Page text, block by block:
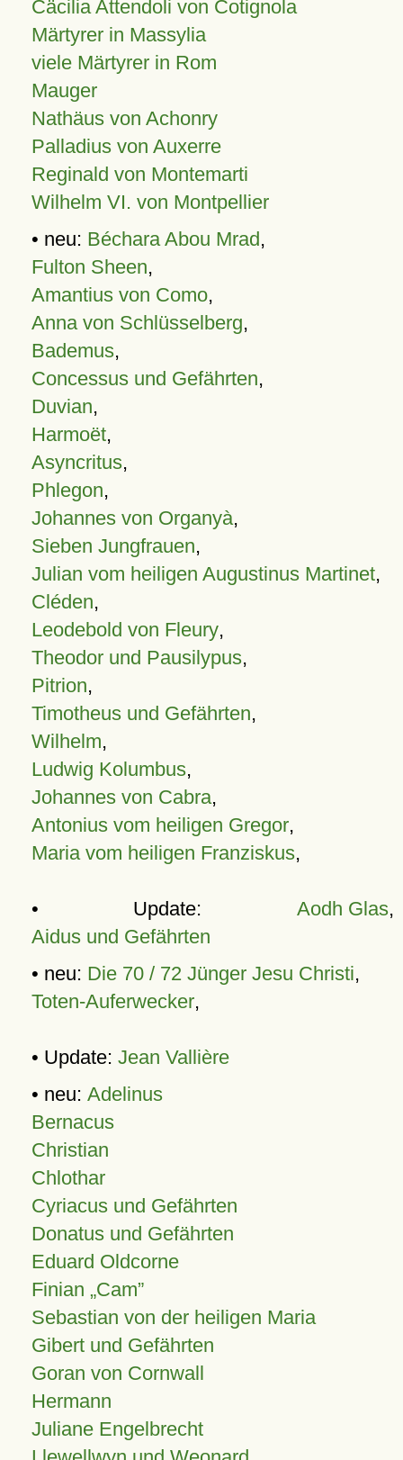
Cäcilia Attendoli von Cotignola
Märtyrer in Massylia
viele Märtyrer in Rom
Mauger
Nathäus von Achonry
Palladius von Auxerre
Reginald von Montemarti
Wilhelm VI. von Montpellier
• neu: Béchara Abou Mrad,
Fulton Sheen,
Amantius von Como,
Anna von Schlüsselberg,
Bademus,
Concessus und Gefährten,
Duvian,
Harmoët,
Asyncritus,
Phlegon,
Johannes von Organyà,
Sieben Jungfrauen,
Julian vom heiligen Augustinus Martinet,
Cléden,
Leodebold von Fleury,
Theodor und Pausilypus,
Pitrion,
Timotheus und Gefährten,
Wilhelm,
Ludwig Kolumbus,
Johannes von Cabra,
Antonius vom heiligen Gregor,
Maria vom heiligen Franziskus,
• Update: Aodh Glas,
Aidus und Gefährten
• neu: Die 70 / 72 Jünger Jesu Christi,
Toten-Auferwecker,
• Update: Jean Vallière
• neu: Adelinus
Bernacus
Christian
Chlothar
Cyriacus und Gefährten
Donatus und Gefährten
Eduard Oldcorne
Finian Cam
Sebastian von der heiligen Maria
Gibert und Gefährten
Goran von Cornwall
Hermann
Juliane Engelbrecht